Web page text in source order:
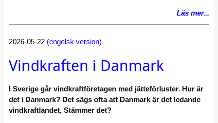
Läs mer...
2026-05-22 (engelsk version)
Vindkraften i Danmark
I Sverige går vindkraftföretagen med jätteförluster. Hur är
det i Danmark? Det sägs ofta att Danmark är det ledande
vindkraftlandet, Stämmer det?